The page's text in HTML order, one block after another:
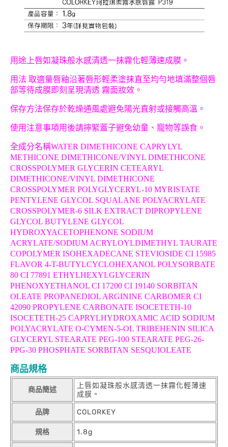
用途上唇如凝珠般水感清透一抹霧化輕薄速成膜。
用法 取適量唇釉沿著唇形輕柔塗抹直至均勻地填滿整個唇
部等待成膜即刻呈現清透 霧面妝效。
保存方法保存於乾燥通風處避免陽光直射或接觸高溫。
使用注意事項用後請擰緊蓋子避免幼童、寵物等誤食。
全成分名稱WATER DIMETHICONE CAPRYLYL
METHICONE DIMETHICONE/VINYL DIMETHICONE
CROSSPOLYMER GLYCERIN CETEARYL
DIMETHICONE/VINYL DIMETHICONE
CROSSPOLYMER POLYGLYCERYL-10 MYRISTATE
PENTYLENE GLYCOL SQUALANE POLYACRYLATE
CROSSPOLYMER-6 SILK EXTRACT DIPROPYLENE
GLYCOL BUTYLENE GLYCOL
HYDROXYACETOPHENONE SODIUM
ACRYLATE/SODIUM ACRYLOYLDIMETHYL TAURATE
COPOLYMER ISOHEXADECANE STEVIOSIDE CI 15985
FLAVOR 4-T-BUTYLCYCLOHEXANOL POLYSORBATE
80 CI 77891 ETHYLHEXYLGLYCERIN
PHENOXYETHANOL CI 17200 CI 19140 SORBITAN
OLEATE PROPANEDIOL ARGININE CARBOMER CI
42090 PROPYLENE CARBONATE ISOCETETH-10
ISOCETETH-25 CAPRYLHYDROXAMIC ACID SODIUM
POLYACRYLATE O-CYMEN-5-OL TRIBEHENIN SILICA
GLYCERYL STEARATE PEG-100 STEARATE PEG-26-
PPG-30 PHOSPHATE SORBITAN SESQUIOLEATE
商品規格
商品簡述
上唇如凝珠般水感清透一抹霧化輕薄速
成膜。
品牌 COLORKEY
規格 1.8g